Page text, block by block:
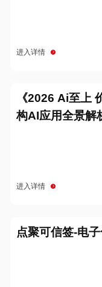
进入详情
《2026 Ai至上
构AI应用全景解
进入详情
点聚可信签-电